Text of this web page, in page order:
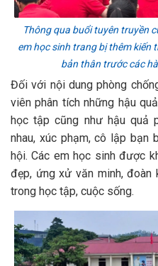
Thông qua buổi tuyên truyền
em học sinh trang bị thêm kiến
bản thân trước các
Đối với nội dung phòng
viên phân tích những hậu
học tập cũng như hậu quả
nhau, xúc phạm, cô lập bạn
hội. Các em học sinh được
đẹp, ứng xử văn minh,
trong học tập, cuộc sống.